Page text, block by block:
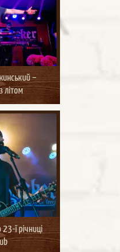
–
літом
ї річниці